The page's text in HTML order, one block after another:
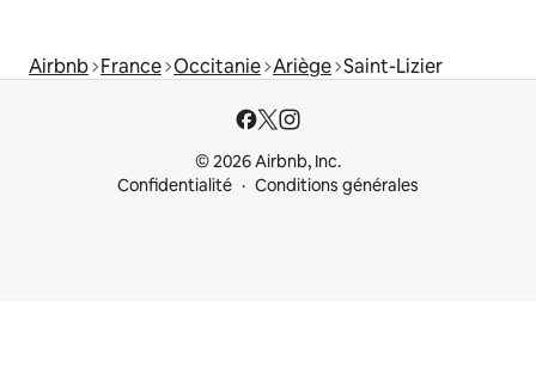
Airbnb France Occitanie Ariège Saint-Lizier
© 2026 Airbnb, Inc.
Confidentialité
Conditions générales